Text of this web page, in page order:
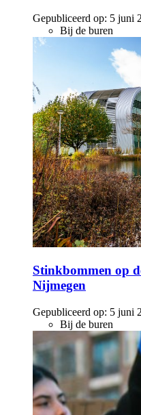
Gepubliceerd op: 5 juni
Bij de buren
Stinkbommen op
Nijmegen
Gepubliceerd op: 5 juni
Bij de buren